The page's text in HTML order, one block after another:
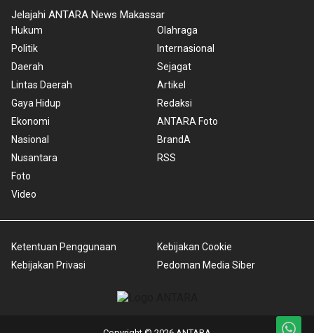
Jelajahi ANTARA News Makassar
Hukum
Politik
Daerah
Lintas Daerah
Gaya Hidup
Ekonomi
Nasional
Nusantara
Foto
Video
Olahraga
Internasional
Sejagat
Artikel
Redaksi
ANTARA Foto
BrandA
RSS
Ketentuan Penggunaan
Kebijakan Privasi
Kebijakan Cookie
Pedoman Media Siber